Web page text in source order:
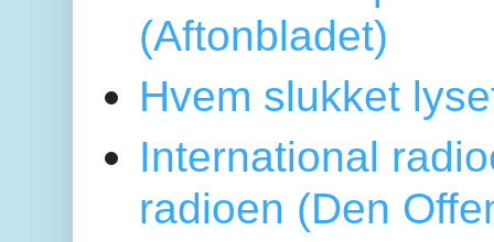
(Aftonbladet)
Hvem slukket
International
radioen (Den